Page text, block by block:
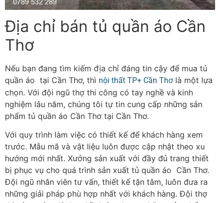
Địa chỉ bán tủ quần áo Cần
Thơ
Nếu bạn đang tìm kiếm địa chỉ đáng tin cậy để mua tủ
quần áo tại Cần Thơ, thì nội thất TP+ Cần Thơlà một lựa
chọn. Với đội ngũ thợ thi công có tay nghề và kinh
nghiệm lâu năm, chúng tôi tự tin cung cấp những sản
phẩm tủ quần áo Cần Thơ tại Cần Thơ.
Với quy trình làm việc có thiết kế để khách hàng xem
trước. Mẫu mã và vật liệu luôn được cập nhật theo xu
hướng mới nhất. Xưởng sản xuất với đầy đủ trang thiết
bị phục vụ cho quá trình sản xuất tủ quần áo Cần Thơ.
Đội ngũ nhân viên tư vấn, thiết kế tận tâm, luôn đưa ra
những giải pháp phù hợp nhất với khách hàng. Đội thợ